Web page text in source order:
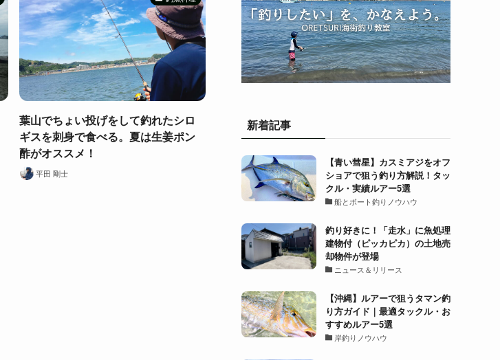
葉山でちょい投げをして釣れたシロ
ギスを刺身で食べる。夏は生姜ポン
酢がオススメ！
平田 剛士
新着記事
【青い彗星】カスミアジをオフ
ショアで狙う釣り方解説！タッ
クル・実績ルアー5選
船とボート釣りノウハウ
釣り好きに！「走水」に魚処理
建物付（ピッカピカ）の土地売
却物件が登場
ニュース＆リリース
【沖縄】ルアーで狙うタマン釣
り方ガイド｜最適タックル・お
すすめルアー5選
岸釣りノウハウ